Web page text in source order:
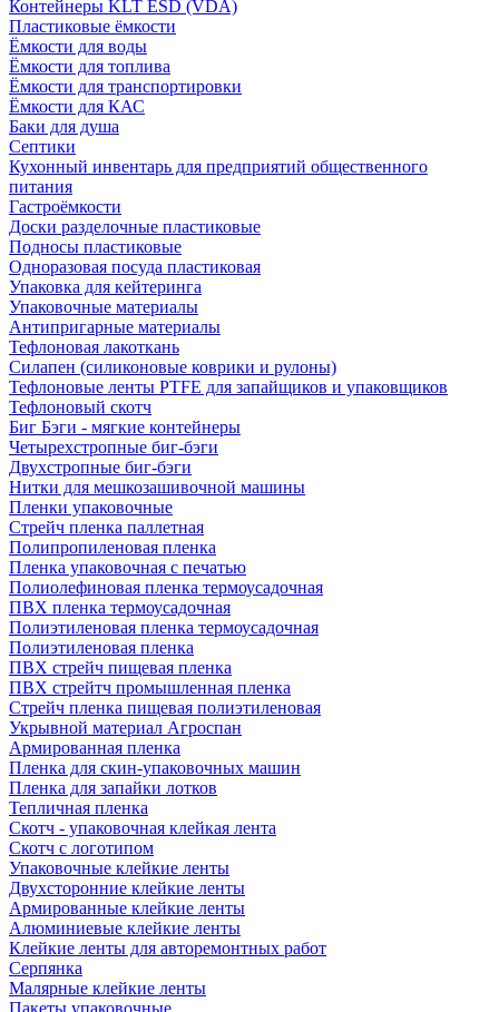
Контейнеры KLT ESD (VDA)
Пластиковые ёмкости
Ёмкости для воды
Ёмкости для топлива
Ёмкости для транспортировки
Ёмкости для КАС
Баки для душа
Септики
Кухонный инвентарь для предприятий общественного
питания
Гастроёмкости
Доски разделочные пластиковые
Подносы пластиковые
Одноразовая посуда пластиковая
Упаковка для кейтеринга
Упаковочные материалы
Антипригарные материалы
Тефлоновая лакоткань
Силапен (силиконовые коврики и рулоны)
Тефлоновые ленты PTFE для запайщиков и упаковщиков
Тефлоновый скотч
Биг Бэги - мягкие контейнеры
Четырехстропные биг-бэги
Двухстропные биг-бэги
Нитки для мешкозашивочной машины
Пленки упаковочные
Стрейч пленка паллетная
Полипропиленовая пленка
Пленка упаковочная с печатью
Полиолефиновая пленка термоусадочная
ПВХ пленка термоусадочная
Полиэтиленовая пленка термоусадочная
Полиэтиленовая пленка
ПВХ стрейч пищевая пленка
ПВХ стрейтч промышленная пленка
Стрейч пленка пищевая полиэтиленовая
Укрывной материал Агроспан
Армированная пленка
Пленка для скин-упаковочных машин
Пленка для запайки лотков
Тепличная пленка
Скотч - упаковочная клейкая лента
Скотч с логотипом
Упаковочные клейкие ленты
Двухсторонние клейкие ленты
Армированные клейкие ленты
Алюминиевые клейкие ленты
Клейкие ленты для авторемонтных работ
Серпянка
Малярные клейкие ленты
Пакеты упаковочные